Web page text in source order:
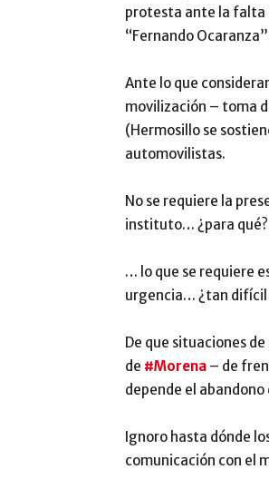
protesta ante la falta
“Fernando
Ante lo que
movilización – toma
(Hermosillo se
automovilistas.
No se requiere la
instituto… ¿para
… lo que se requiere
urgencia… ¿tan difícil
De que situaciones
de #Morena – de
depende el
Ignoro hasta dónde
comunicación con el